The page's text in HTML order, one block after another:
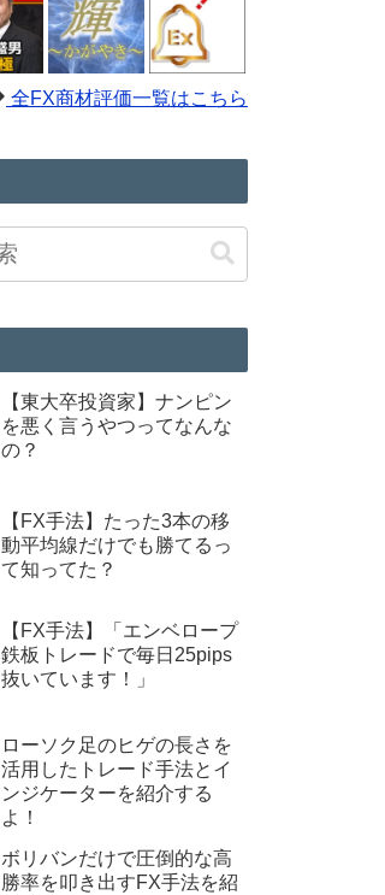
全FX商材評価一覧はこちら
【東大卒投資家】ナンピン
を悪く言うやつってなんな
の？
【FX手法】たった3本の移
動平均線だけでも勝てるっ
て知ってた？
【FX手法】「エンベロープ
鉄板トレードで毎日25pips
抜いています！」
ローソク足のヒゲの長さを
活用したトレード手法とイ
ンジケーターを紹介する
よ！
ボリバンだけで圧倒的な高
勝率を叩き出すFX手法を紹